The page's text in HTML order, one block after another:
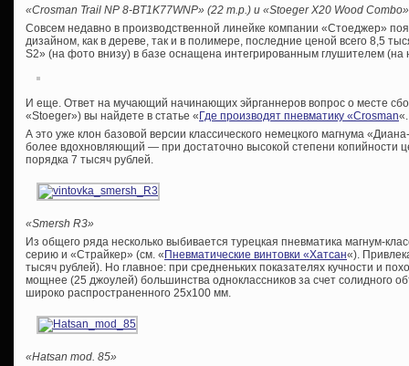
«Crosman Trail NP 8-BT1K77WNP» (22 т.р.) и «Stoeger X20 Wood
Совсем недавно в производственной линейке компании «Стоеджер»
дизайном, как в дереве, так и в полимере, последние ценой всего 8,5
S2» (на фото внизу) в базе оснащена интегрированным глушителем
И еще. Ответ на мучающий начинающих эйрганнеров вопрос о месте
«Stoeger») вы найдете в статье « Где производят пневматику «Crosman«.
А это уже клон базовой версии классического немецкого магнума
более вдохновляющий — при достаточно высокой степени копийности
порядка 7 тысяч рублей.
«Smersh R3»
Из общего ряда несколько выбивается турецкая пневматика магнум-
серию и «Страйкер» (см. « Пневматические винтовки «Хатсан«).
тысяч рублей). Но главное: при средненьких показателях кучности и
мощнее (25 джоулей) большинства одноклассников за счет солидного
широко распространенного 25х100 мм.
«Hatsan mod. 85»